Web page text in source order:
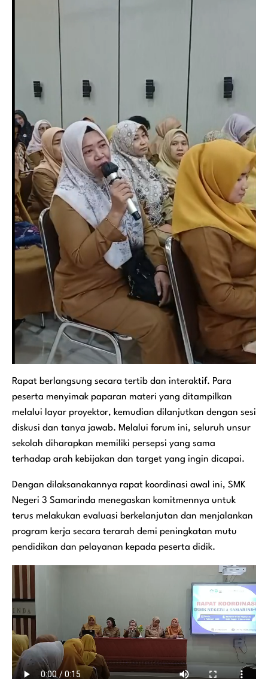
Rapat berlangsung secara tertib dan interaktif. Para
peserta menyimak paparan materi yang ditampilkan
melalui layar proyektor, kemudian dilanjutkan dengan sesi
diskusi dan tanya jawab. Melalui forum ini, seluruh unsur
sekolah diharapkan memiliki persepsi yang sama
terhadap arah kebijakan dan target yang ingin dicapai.
Dengan dilaksanakannya rapat koordinasi awal ini, SMK
Negeri 3 Samarinda menegaskan komitmennya untuk
terus melakukan evaluasi berkelanjutan dan menjalankan
program kerja secara terarah demi peningkatan mutu
pendidikan dan pelayanan kepada peserta didik.